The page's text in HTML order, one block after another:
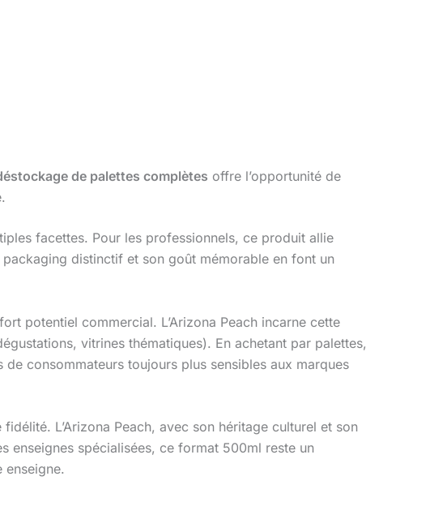
de palettes complètes offre l’opportunité de
facettes. Pour les professionnels, ce produit allie
packaging distinctif et son goût mémorable en font un
potentiel commercial. L’Arizona Peach incarne cette
vitrines thématiques). En achetant par palettes,
consommateurs toujours plus sensibles aux marques
L’Arizona Peach, avec son héritage culturel et son
enseignes spécialisées, ce format 500ml reste un
enseigne.